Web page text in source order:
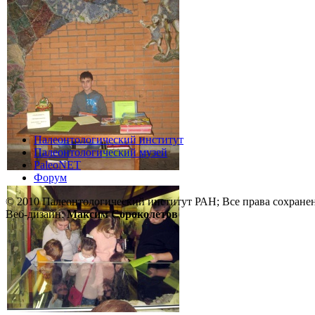
Палеонтологический институт
Палеонтологический музей
PaleoNET
Форум
© 2010 Палеонтологический институт РАН; Все права
Веб-дизайн:Максим Сороколетов